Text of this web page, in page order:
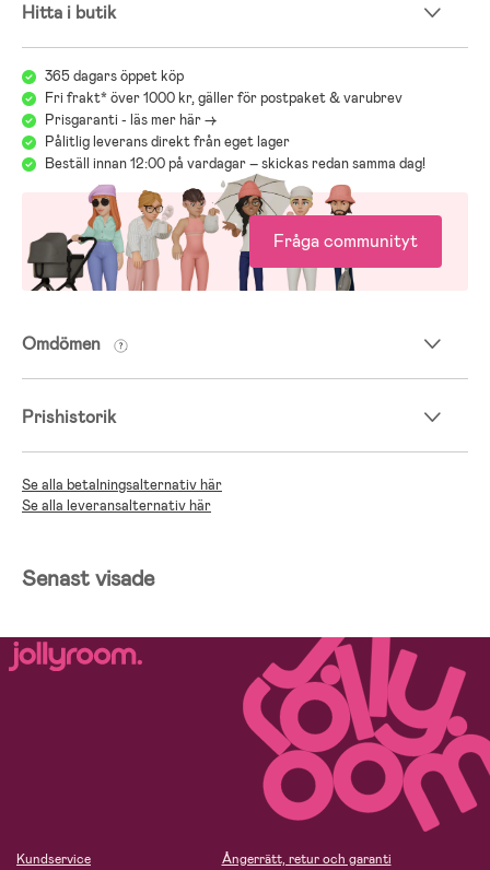
märken och funktioner. Vår barnvagnsguide hjälper dig att jämföra
olika typer av vagnar, säkerhet och praktiska funktioner. Med guiden
blir det enklare att hitta en vagn som är trygg, bekväm och smidig för
både dig och ditt barn.
Jollyrooms Barnvagnsguide
Hitta i butik
365 dagars öppet köp
Fri frakt* över 1000 kr, gäller för postpaket & varubrev
Prisgaranti - läs mer här ->
Pålitlig leverans direkt från eget lager
Beställ innan 12:00 på vardagar – skickas redan samma dag!
Fråga communityt
Omdömen
Prishistorik
Se alla betalningsalternativ här
Se alla leveransalternativ här
Senast visade
Kundservice
Ångerrätt, retur och garanti